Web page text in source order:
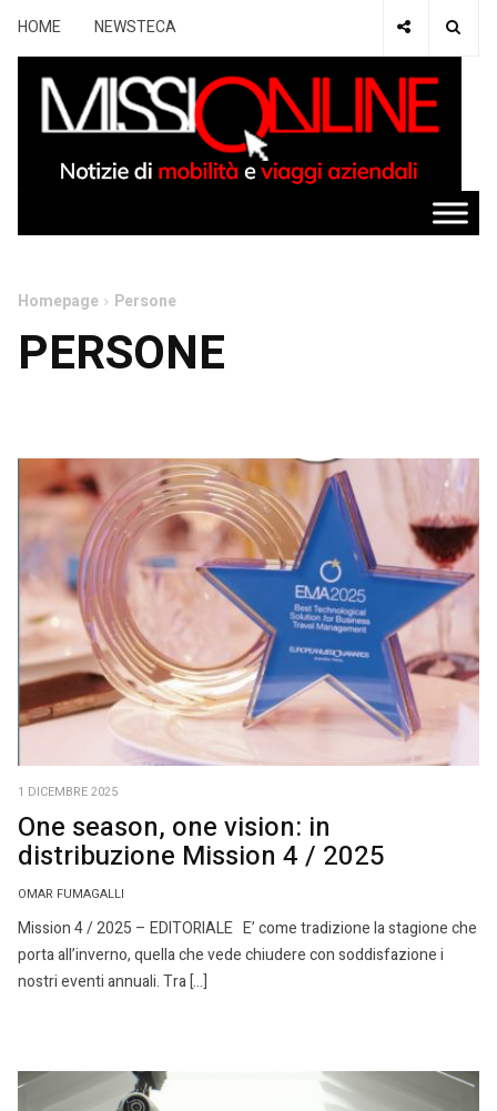
HOME NEWSTECA
Homepage Persone
PERSONE
1 DICEMBRE 2025
One season, one vision: in
distribuzione Mission 4 / 2025
OMAR FUMAGALLI
Mission 4 / 2025 – EDITORIALE E’ come tradizione la stagione che
porta all’inverno, quella che vede chiudere con soddisfazione i
nostri eventi annuali. Tra […]